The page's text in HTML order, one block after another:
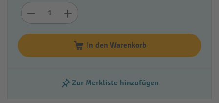
In den Warenkorb
Zur Merkliste hinzufügen